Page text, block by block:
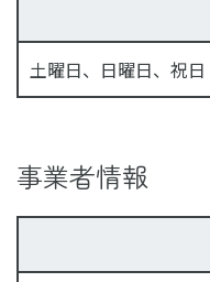
土曜日、日曜日、祝日
事業者情報